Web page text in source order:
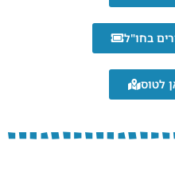
בחו"ל
לטוס